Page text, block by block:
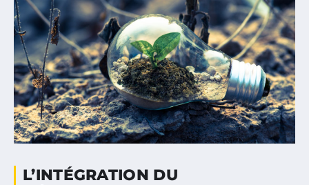
L’INTÉGRATION DU